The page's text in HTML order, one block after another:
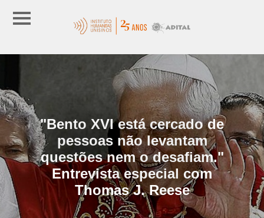
"Bento XVI está cercado de
pessoas não levantam
questões nem o desafiam."
Entrevista especial com
Thomas J. Reese